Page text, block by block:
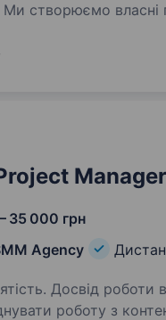
Ми створюємо власні
шукаємо Team
Manager
35 000 грн
Agency
Досвід роботи
роботу з